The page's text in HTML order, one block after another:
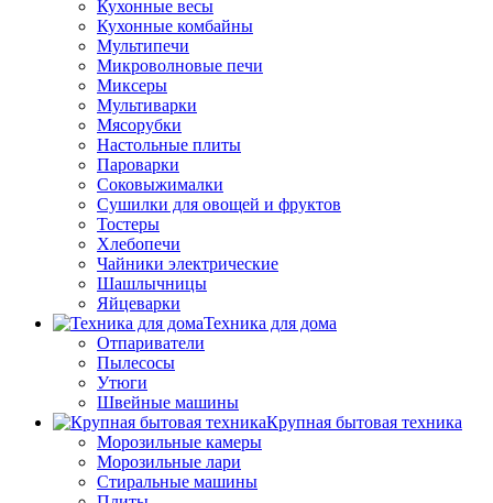
Кухонные весы
Кухонные комбайны
Мультипечи
Микроволновые печи
Миксеры
Мультиварки
Мясорубки
Настольные плиты
Пароварки
Соковыжималки
Сушилки для овощей и фруктов
Тостеры
Хлебопечи
Чайники электрические
Шашлычницы
Яйцеварки
Техника для дома
Отпариватели
Пылесосы
Утюги
Швейные машины
Крупная бытовая техника
Морозильные камеры
Морозильные лари
Стиральные машины